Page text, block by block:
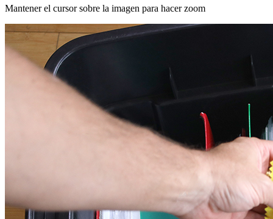
Mantener el cursor sobre la imagen para hacer zoom